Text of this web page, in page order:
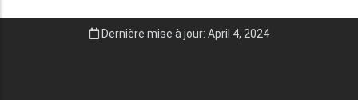
Dernière mise à jour: April 4, 2024